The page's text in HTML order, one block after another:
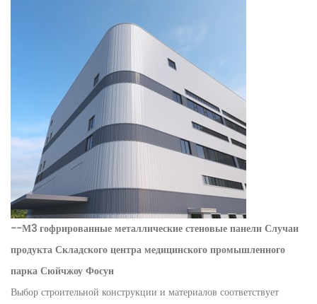
--М3 гофрированные металлические стеновые панелиСлучаи
продуктаСкладского центра медицинского промышленного
парка Сюйчжоу Фосун
Выбор строительной конструкции и материалов соответствует